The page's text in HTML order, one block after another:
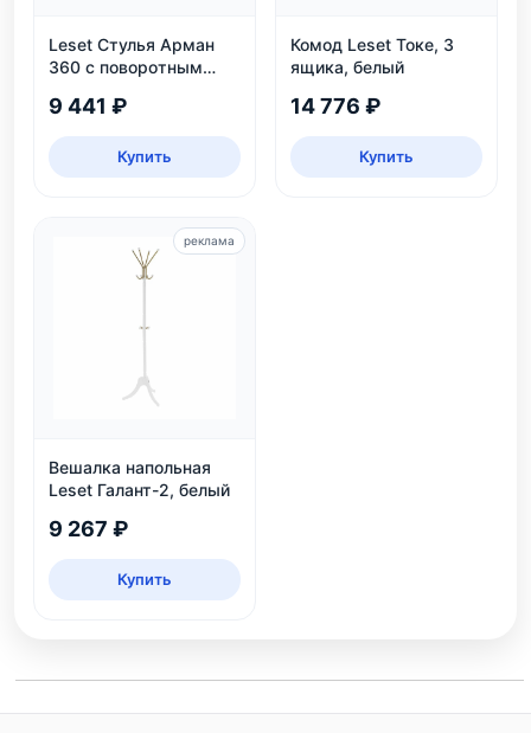
Leset Стулья Арман
360 с поворотным
9 441 ₽
Купить
Комод Leset Токе, 3
ящика, белый
14 776 ₽
Купить
Вешалка напольная
Leset Галант-2, белый
9 267 ₽
Купить
реклама